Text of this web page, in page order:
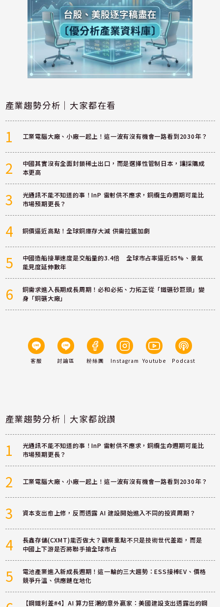
產業趨勢分析｜大家都在看
1 工業電腦大廠、小廠一起上！這一波有沒有機會一路看到2030年？
2
中國其實沒有全面封鎖稀土出口，而是選擇性管制日本，讓採購成
本更高
3
光通訊不能不知道的事！InP 雷射供不應求，銅纜生命週期可能比
市場預期更長？
4 銅價逼近高點！全球銅庫存大減 供需拉鋸加劇
5
中國造船接單速度是交船量的3.4倍 全球市占率逼近85%、景氣
能見度延伸數年
6
銅需求進入長期成長周期！必和必拓、力拓正從「鐵礦砂巨頭」變
身「銅礦大廠」
客服 討論區 粉絲團 Instagram Youtube Podcast
產業趨勢分析｜大家都說讚
1
光通訊不能不知道的事！InP 雷射供不應求，銅纜生命週期可能比
市場預期更長？
2 工業電腦大廠、小廠一起上！這一波有沒有機會一路看到2030年？
3 資本支出愈上修，反而透露 AI 建設開始進入不同的投資周期？
4
長鑫存儲(CXMT)能否做大？觀察重點不只是技術世代差距，而是
中國上下游是否將聯手搶全球市占
5
電池產業進入新成長週期！這一輪的三大趨勢：ESS接棒EV、價格
競爭升溫、供應鏈在地化
【鋼鐵利差#4】AI 算力狂潮的意外贏家：美國建設支出透露出的鋼